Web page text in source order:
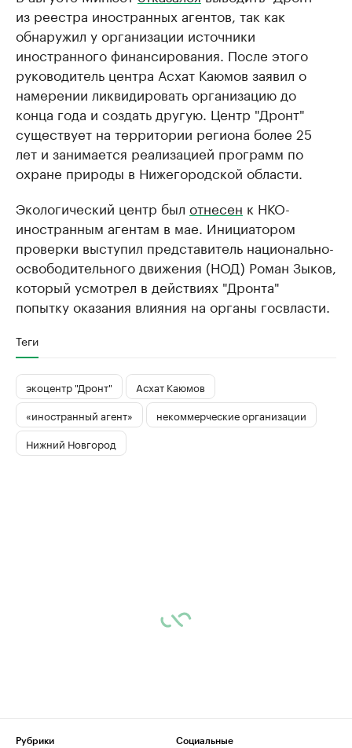
из реестра иностранных агентов, так как
обнаружил у организации источники
иностранного финансирования. После этого
руководитель центра Асхат Каюмов заявил о
намерении ликвидировать организацию до
конца года и создать другую. Центр "Дронт"
существует на территории региона более 25
лет и занимается реализацией программ по
охране природы в Нижегородской области.
Экологический центр был отнесен к НКО-
иностранным агентам в мае. Инициатором
проверки выступил представитель национально-
освободительного движения (НОД) Роман Зыков,
который усмотрел в действиях "Дронта"
попытку оказания влияния на органы госвласти.
Теги
экоцентр "Дронт"
Асхат Каюмов
«иностранный агент»
некоммерческие организации
Нижний Новгород
Рубрики
Социальные